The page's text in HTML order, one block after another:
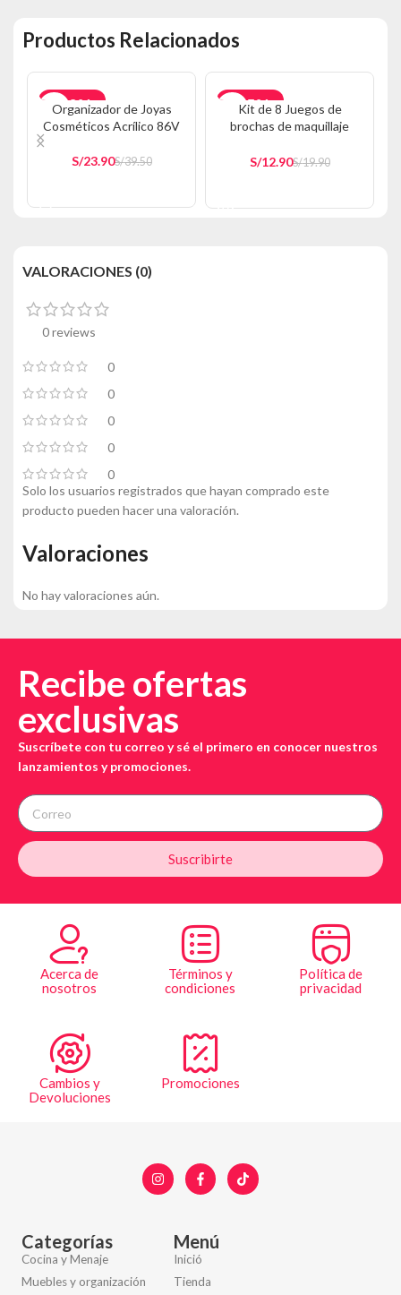
Productos Relacionados
-39%
Organizador de Joyas
Cosméticos Acrílico 86V
S/39.50
S/23.90
-35%
AGOTADO
Kit de 8 Juegos de
brochas de maquillaje
S/19.90
S/12.90
VALORACIONES (0)
0 reviews
0
0
0
0
0
Valoraciones
No hay valoraciones aún.
Solo los usuarios registrados que hayan comprado este
producto pueden hacer una valoración.
Recibe ofertas
exclusivas
Suscríbete con tu correo y sé el primero en conocer nuestros
lanzamientos y promociones.
Suscribirte
Acerca de
nosotros
Términos y
condiciones
Política de
privacidad
Cambios y
Devoluciones
Promociones
Categorías
Cocina y Menaje
Muebles y organización
Menú
Inició
Tienda